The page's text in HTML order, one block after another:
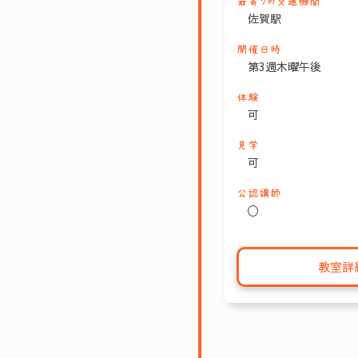
佐賀駅
開催日時
第3週木曜午後
体験
可
見学
可
公認講師
〇
教室詳